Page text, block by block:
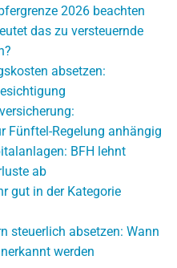
2026 beachten
das zu versteuernde
absetzen:
Fünftel-Regelung anhängig
BFH lehnt
ab
gut in der Kategorie
steuerlich absetzen: Wann
werden